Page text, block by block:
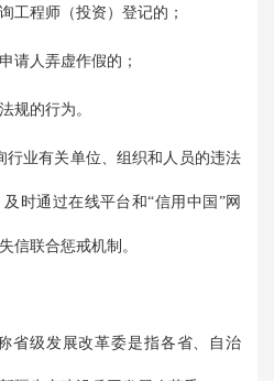
工程师（投资）登记的；
请人弄虚作假的；
规的行为。
业有关单位、组织和人员的违法
时通过在线平台和“信用中国”网
信联合惩戒机制。
省级发展改革委是指各省、自治